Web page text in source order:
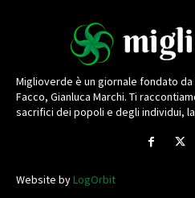
Miglioverde è un giornale fondato
Facco, Gianluca Marchi. Ti
sacrifici dei popoli e degli individui,
Website byLogOrbit